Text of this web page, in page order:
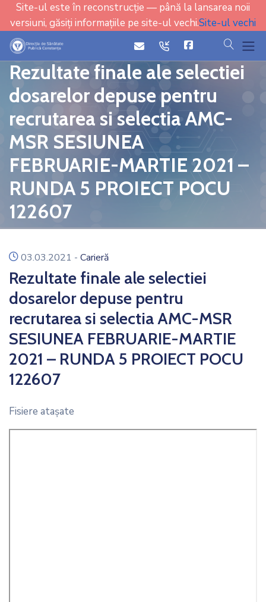
Site-ul este în reconstrucție — până la lansarea noii
versiuni, găsiți informațiile pe site-ul vechi.Site-ul vechi
iconicon cauta
Rezultate finale ale selectiei
dosarelor depuse pentru
recrutarea si selectia AMC-
MSR SESIUNEA
FEBRUARIE-MARTIE 2021 –
RUNDA 5 PROIECT POCU
122607
icon
03.03.2021 - Carieră
Rezultate finale ale selectiei
dosarelor depuse pentru
recrutarea si selectia AMC-MSR
SESIUNEA FEBRUARIE-MARTIE
2021 – RUNDA 5 PROIECT POCU
122607
Fisiere ataşate